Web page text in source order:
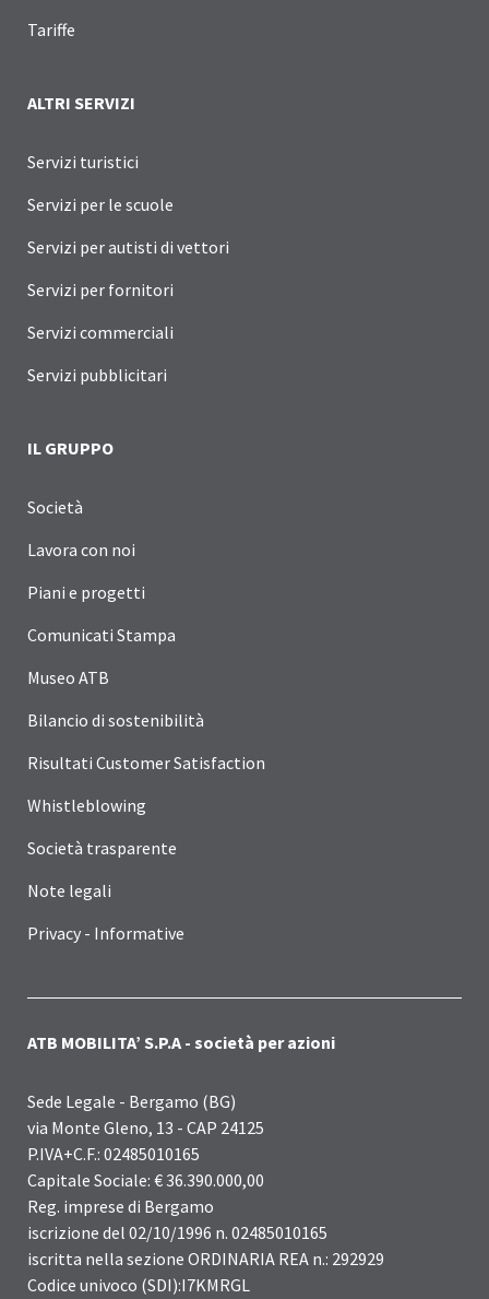
Tariffe
ALTRI SERVIZI
Servizi turistici
Servizi per le scuole
Servizi per autisti di vettori
Servizi per fornitori
Servizi commerciali
Servizi pubblicitari
IL GRUPPO
Società
Lavora con noi
Piani e progetti
Comunicati Stampa
Museo ATB
Bilancio di sostenibilità
Risultati Customer Satisfaction
Whistleblowing
Società trasparente
Note legali
Privacy - Informative
ATB MOBILITA’ S.P.A - società per azioni
Sede Legale - Bergamo (BG)
via Monte Gleno, 13 - CAP 24125
P.IVA+C.F.: 02485010165
Capitale Sociale: € 36.390.000,00
Reg. imprese di Bergamo
iscrizione del 02/10/1996 n. 02485010165
iscritta nella sezione ORDINARIA REA n.: 292929
Codice univoco (SDI):I7KMRGL